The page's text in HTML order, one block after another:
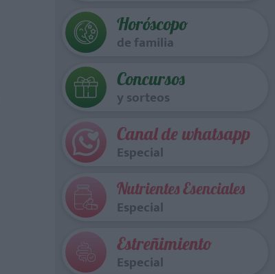
Horóscopo
de familia
Concursos
y sorteos
Canal de whatsapp
Especial
Nutrientes Esenciales
Especial
Estreñimiento
Especial